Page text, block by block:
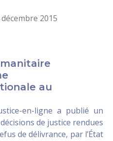
2015
au
en-ligne a publié un
de justice rendues
de délivrance, par l’État